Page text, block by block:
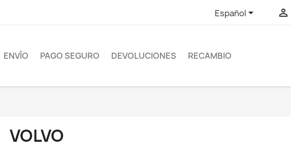
Español 
ENVÍO PAGO SEGURO DEVOLUCIONES RECAMBIO
VOLVO